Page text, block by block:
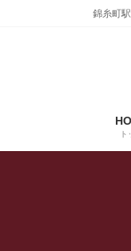
錦糸町
ト